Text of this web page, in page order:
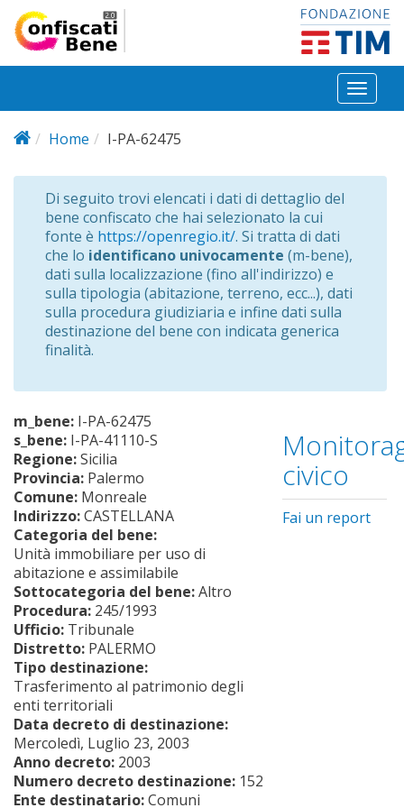
Salta al contenuto principale
Toggle
Home
I-PA-62475
Di seguito trovi elencati i dati di dettaglio del
bene confiscato che hai selezionato la cui
fonte è https://openregio.it/. Si tratta di dati
che lo identificano univocamente (m-bene),
dati sulla localizzazione (fino all'indirizzo) e
sulla tipologia (abitazione, terreno, ecc...), dati
sulla procedura giudiziaria e infine dati sulla
destinazione del bene con indicata generica
finalità.
m_bene: I-PA-62475
s_bene: I-PA-41110-S
Regione:Sicilia
Provincia: Palermo
Comune: Monreale
Indirizzo:CASTELLANA
Categoria del bene:
Unità immobiliare per uso di
abitazione e assimilabile
Sottocategoria del bene:Altro
Procedura: 245/1993
Ufficio: Tribunale
Distretto: PALERMO
Tipo destinazione:
Trasferimento al patrimonio degli
enti territoriali
Data decreto di destinazione:
Mercoledì, Luglio 23, 2003
Anno decreto: 2003
Numero decreto destinazione: 152
Ente destinatario:Comuni
civico
Fai un report